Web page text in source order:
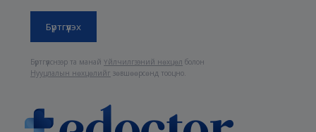
Бүртгүүлснээр та манайҮйлчилгээний нөхцөл болон
Нууцлалын нөхцөлийг зөвшөөрсөнд тооцно.